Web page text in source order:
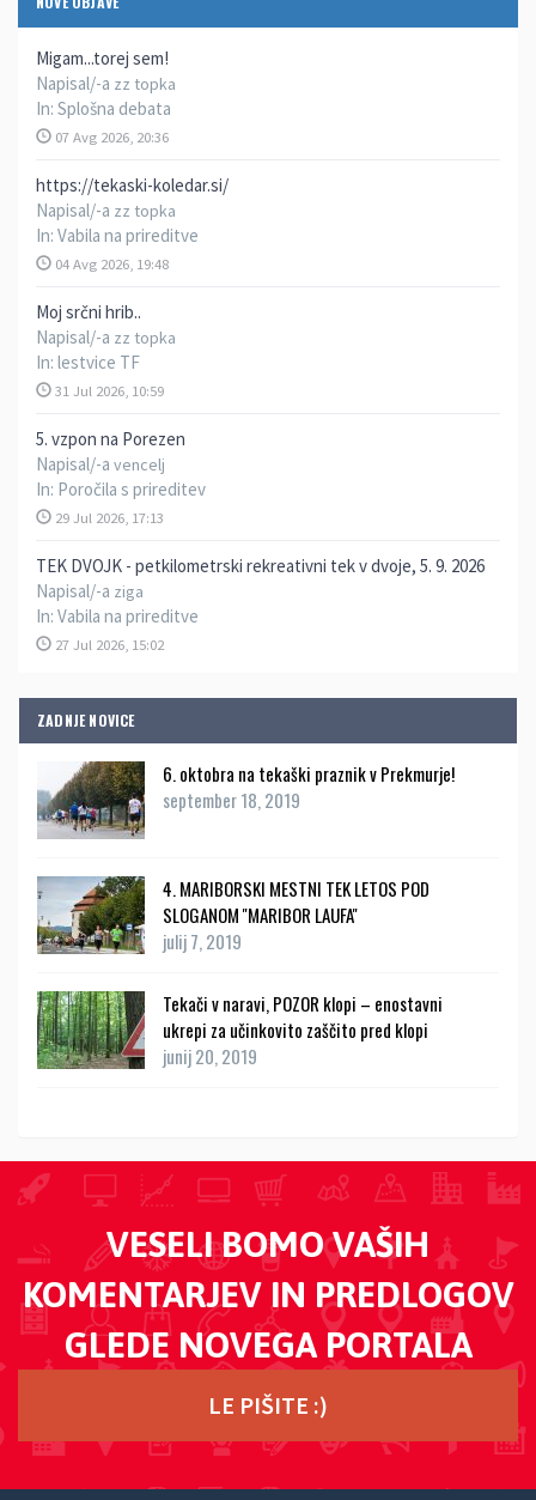
Migam...torej sem!
Napisal/-a zz topka
In: Splošna debata
07 Avg 2026, 20:36
https://tekaski-koledar.si/
Napisal/-a zz topka
In: Vabila na prireditve
04 Avg 2026, 19:48
Moj srčni hrib..
Napisal/-a zz topka
In: lestvice TF
31 Jul 2026, 10:59
5. vzpon na Porezen
Napisal/-a vencelj
In: Poročila s prireditev
29 Jul 2026, 17:13
TEK DVOJK - petkilometrski rekreativni tek v dvoje, 5. 9. 2026
Napisal/-a ziga
In: Vabila na prireditve
27 Jul 2026, 15:02
ZADNJE NOVICE
6. oktobra na tekaški praznik v Prekmurje!
september 18, 2019
4. MARIBORSKI MESTNI TEK LETOS POD
SLOGANOM ''MARIBOR LAUFA''
julij 7, 2019
Tekači v naravi, POZOR klopi – enostavni
ukrepi za učinkovito zaščito pred klopi
junij 20, 2019
VESELI BOMO VAŠIH
KOMENTARJEV IN PREDLOGOV
GLEDE NOVEGA PORTALA
LE PIŠITE :)